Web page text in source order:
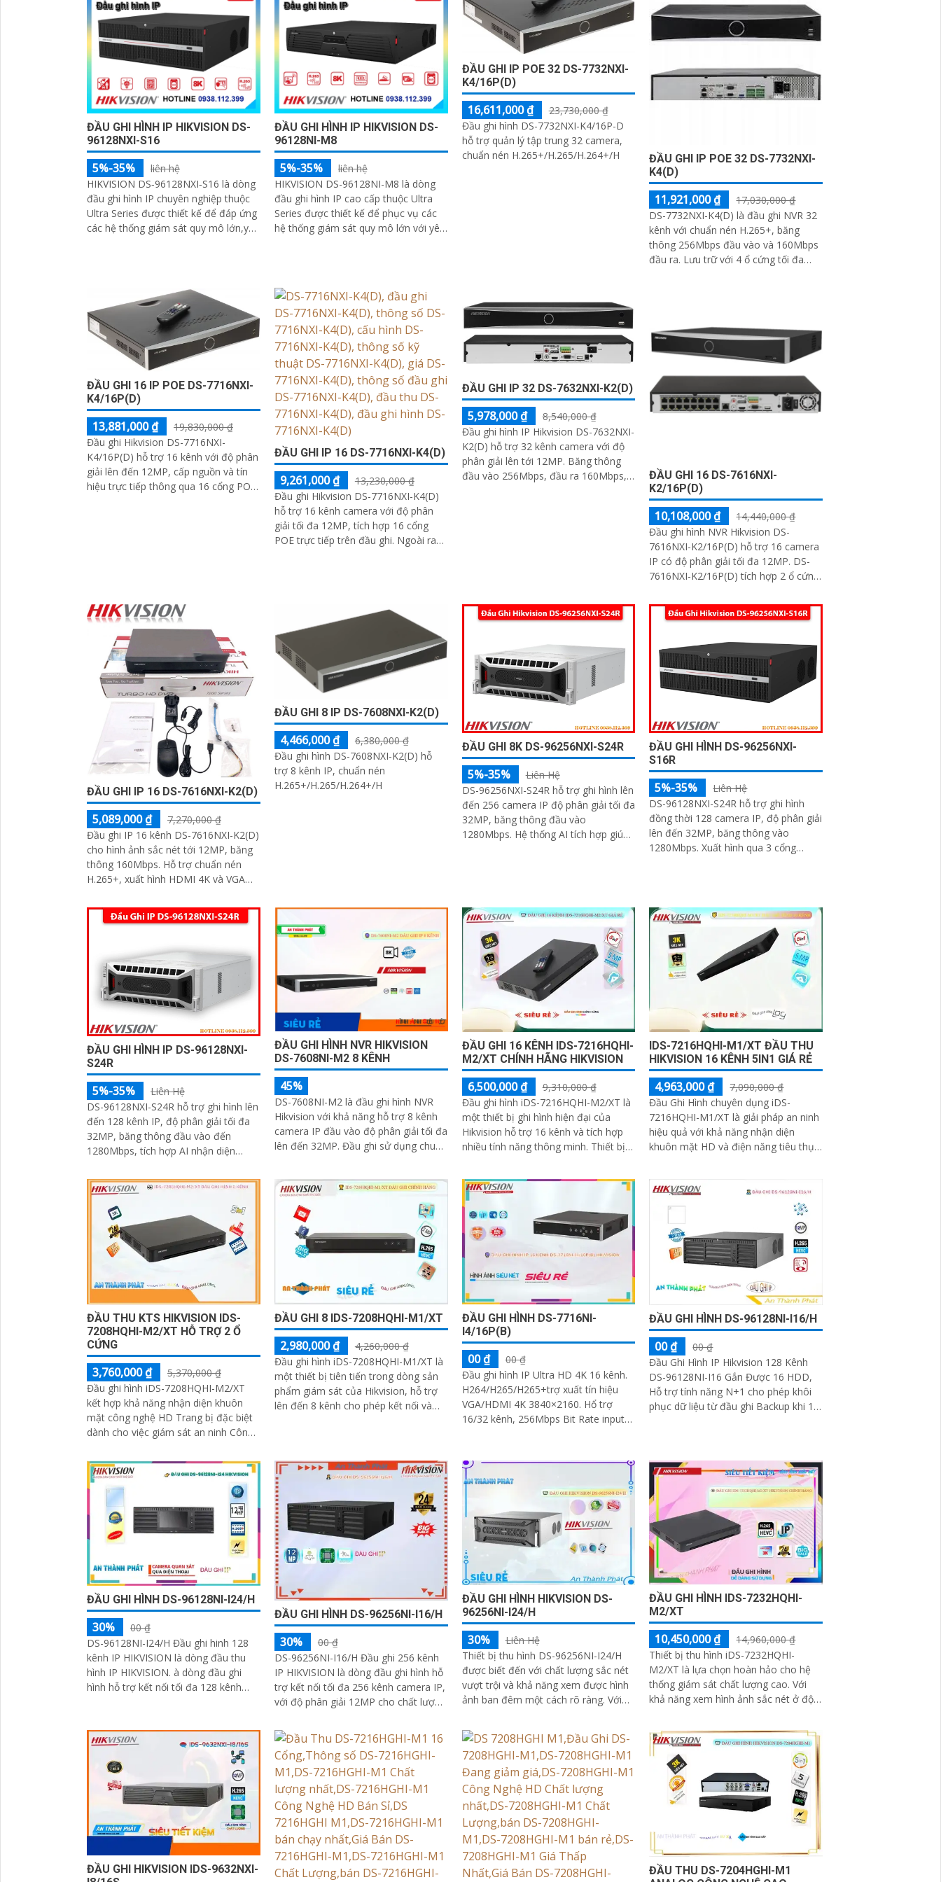
ĐẦU GHI HÌNH IP HIKVISION DS-
96128NXI-S16
5%-35%
liên hệ
HIKVISION DS‑96128NXI‑S16 là dòng
đầu ghi hình IP chuyên nghiệp thuộc
Ultra Series được thiết kế để đáp ứng
các hệ thống giám sát quy mô lớn,yêu
ĐẦU GHI HÌNH IP HIKVISION DS-
96128NI-M8
5%-35%
liên hệ
HIKVISION DS-96128NI-M8 là dòng
đầu ghi hình IP cao cấp thuộc Ultra
Series được thiết kế để phục vụ các
hệ thống giám sát quy mô lớn với yêu
ĐẦU GHI IP POE 32 DS-7732NXI-
K4/16P(D)
16,611,000 ₫
23,730,000 ₫
Đầu ghi hình DS-7732NXI-K4/16P-D
hỗ trợ quản lý tập trung 32 camera,
chuẩn nén H.265+/H.265/H.264+/H
ĐẦU GHI IP POE 32 DS-7732NXI-
K4(D)
11,921,000 ₫
17,030,000 ₫
DS-7732NXI-K4(D) là đầu ghi NVR 32
kênh với chuẩn nén H.265+, băng
thông 256Mbps đầu vào và 160Mbps
đầu ra. Lưu trữ với 4 ổ cứng tối đa
ĐẦU GHI 16 IP POE DS-7716NXI-
K4/16P(D)
13,881,000 ₫
19,830,000 ₫
Đầu ghi Hikvision DS-7716NXI-
K4/16P(D) hỗ trợ 16 kênh với độ phân
giải lên đến 12MP, cấp nguồn và tín
hiệu trực tiếp thông qua 16 cổng POE
ĐẦU GHI IP 16 DS-7716NXI-K4(D)
9,261,000 ₫
13,230,000 ₫
Đầu ghi Hikvision DS-7716NXI-K4(D)
hỗ trợ 16 kênh camera với độ phân
giải tối đa 12MP, tích hợp 16 cổng
POE trực tiếp trên đầu ghi. Ngoài ra
ĐẦU GHI IP 32 DS-7632NXI-K2(D)
5,978,000 ₫
8,540,000 ₫
Đầu ghi hình IP Hikvision DS-7632NXI-
K2(D) hỗ trợ 32 kênh camera với độ
phân giải lên tới 12MP. Băng thông
đầu vào 256Mbps, đầu ra 160Mbps,
ĐẦU GHI 16 DS-7616NXI-
K2/16P(D)
10,108,000 ₫
14,440,000 ₫
Đầu ghi hình NVR Hikvision DS-
7616NXI-K2/16P(D) hỗ trợ 16 camera
IP có độ phân giải tối đa 12MP. DS-
7616NXI-K2/16P(D) tích hợp 2 ổ cứng
công suất 200W tích hợp sẵn trên đầu
ghi, Cổng HDMI xuất hình 4K, hỗ trợ
chuyển động thông minh
ĐẦU GHI IP 16 DS-7616NXI-K2(D)
5,089,000 ₫
7,270,000 ₫
Đầu ghi IP 16 kênh DS-7616NXI-K2(D)
cho hình ảnh sắc nét tới 12MP, băng
thông 160Mbps. Hỗ trợ chuẩn nén
H.265+, xuất hình HDMI 4K và VGA
ĐẦU GHI 8 IP DS-7608NXI-K2(D)
4,466,000 ₫
6,380,000 ₫
Đầu ghi hình DS-7608NXI-K2(D) hỗ
trợ 8 kênh IP, chuẩn nén
H.265+/H.265/H.264+/H
ĐẦU GHI 8K DS-96256NXI-S24R
5%-35%
Liên Hệ
DS-96256NXI-S24R hỗ trợ ghi hình lên
đến 256 camera IP độ phân giải tối đa
32MP, băng thông đầu vào
1280Mbps. Hệ thống AI tích hợp giúp
ĐẦU GHI HÌNH DS-96256NXI-
S16R
5%-35%
Liên Hệ
DS-96128NXI-S24R hỗ trợ ghi hình
đồng thời 128 camera IP, độ phân giải
lên đến 32MP, băng thông vào
1280Mbps. Xuất hình qua 3 cổng
ĐẦU GHI HÌNH IP DS-96128NXI-
S24R
5%-35%
Liên Hệ
DS-96128NXI-S24R hỗ trợ ghi hình lên
đến 128 kênh IP, độ phân giải tối đa
32MP, băng thông đầu vào đến
1280Mbps, tích hợp AI nhận diện
kiếm thông minh AcuSearch. Xuất
hình qua 4 cổng HDMI (3 cổng 4K, 1
cổng 8K) và 2 VGA
ĐẦU GHI HÌNH NVR HIKVISION
DS-7608NI-M2 8 KÊNH
45%
DS-7608NI-M2 là đầu ghi hình NVR
Hikvision với khả năng hỗ trợ 8 kênh
camera IP đầu vào độ phân giải tối đa
lên đến 32MP. Đầu ghi sử dụng chuẩn
khe cắm ổ cứng SATA, mỗi ổ có dung
lượng tối đa 16TB
ĐẦU GHI 16 KÊNH IDS-7216HQHI-
M2/XT CHÍNH HÃNG HIKVISION
6,500,000 ₫
9,310,000 ₫
Đầu ghi hình iDS-7216HQHI-M2/XT là
một thiết bị ghi hình hiện đại của
Hikvision hỗ trợ 16 kênh và tích hợp
nhiều tính năng thông minh. Thiết bị
IDS-7216HQHI-M1/XT ĐẦU THU
HIKVISION 16 KÊNH 5IN1 GIÁ RẺ
4,963,000 ₫
7,090,000 ₫
Đầu Ghi Hình chuyên dụng iDS-
7216HQHI-M1/XT là giải pháp an ninh
hiệu quả với khả năng nhận diện
khuôn mặt HD và điện năng tiêu thụ
ACUSENSE tiên tiến, đảm bảo chất
lượng hình ảnh camera sắc nét cả ban
đêm
ĐẦU THU KTS HIKVISION IDS-
7208HQHI-M2/XT HỖ TRỢ 2 Ổ
CỨNG
3,760,000 ₫
5,370,000 ₫
Đầu ghi hình iDS-7208HQHI-M2/XT
kết hợp khả năng nhận diện khuôn
mặt công nghệ HD Trang bị đặc biệt
dành cho việc giám sát an ninh Công
ghi này...
ĐẦU GHI 8 IDS-7208HQHI-M1/XT
2,980,000 ₫
4,260,000 ₫
Đầu ghi hình iDS-7208HQHI-M1/XT là
một thiết bị tiên tiến trong dòng sản
phẩm giám sát của Hikvision, hỗ trợ
lên đến 8 kênh cho phép kết nối và
lại hình ảnh rõ nét, chi tiết, giúp dễ
dàng nhận diện các đối tượngThiết bị
thu hình HD iDS-7208HQHI-M1/XT
của iDS Technology thuộc dòng sản
phẩm DVR chất lượng cao, hỗ trợ đầu
vào 8 camera HD, ghi hình 4K, chất
lượng hình ảnh sắc nét.
ĐẦU GHI HÌNH DS-7716NI-
I4/16P(B)
00 ₫
00 ₫
Đầu ghi hình IP Ultra HD 4K 16 kênh.
H264/H265/H265+trợ xuất tín hiệu
VGA/HDMI 4K 3840×2160. Hổ trợ
16/32 kênh, 256Mbps Bit Rate input
ĐẦU GHI HÌNH DS-96128NI-I16/H
00 ₫
00 ₫
Đầu Ghi Hình IP Hikvision 128 Kênh
DS-96128NI-I16 Gắn Được 16 HDD,
Hỗ trợ tính năng N+1 cho phép khôi
phục dữ liệu từ đầu ghi Backup khi 1
ĐẦU GHI HÌNH DS-96128NI-I24/H
30%
00 ₫
DS-96128NI-I24/H Đầu ghi hinh 128
kênh IP HIKVISION là dòng đầu thu
hình IP HIKVISION. à dòng đầu ghi
hình hỗ trợ kết nối tối đa 128 kênh
ĐẦU GHI HÌNH DS-96256NI-I16/H
30%
00 ₫
DS-96256NI-I16/H Đầu ghi 256 kênh
IP HIKVISION là dòng đầu ghi hình hỗ
trợ kết nối tối đa 256 kênh camera IP,
với độ phân giải 12MP cho chất lượng
hiệu ngõ ra: 2 HDMI, 1VGA
ĐẦU GHI HÌNH HIKVISION DS-
96256NI-I24/H
30%
Liên Hệ
Thiết bị thu hình DS-96256NI-I24/H
được biết đến với chất lượng sắc nét
vượt trội và khả năng xem được hình
ảnh ban đêm một cách rõ ràng. Với
RJ45 đến 10TB, thiết bị này được
trang bị công nghệ kết nối hiện đại
ĐẦU GHI HÌNH IDS-7232HQHI-
M2/XT
10,450,000 ₫
14,960,000 ₫
Thiết bị thu hình iDS-7232HQHI-
M2/XT là lựa chọn hoàn hảo cho hệ
thống giám sát chất lượng cao. Với
khả năng xem hình ảnh sắc nét ở độ
quan...
ĐẦU GHI HIKVISION IDS-9632NXI-
ĐẦU THU DS-7204HGHI-M1